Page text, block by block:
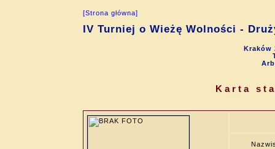
[Strona główna]
IV Turniej o Wieżę Wolności -
Kraków
Karta